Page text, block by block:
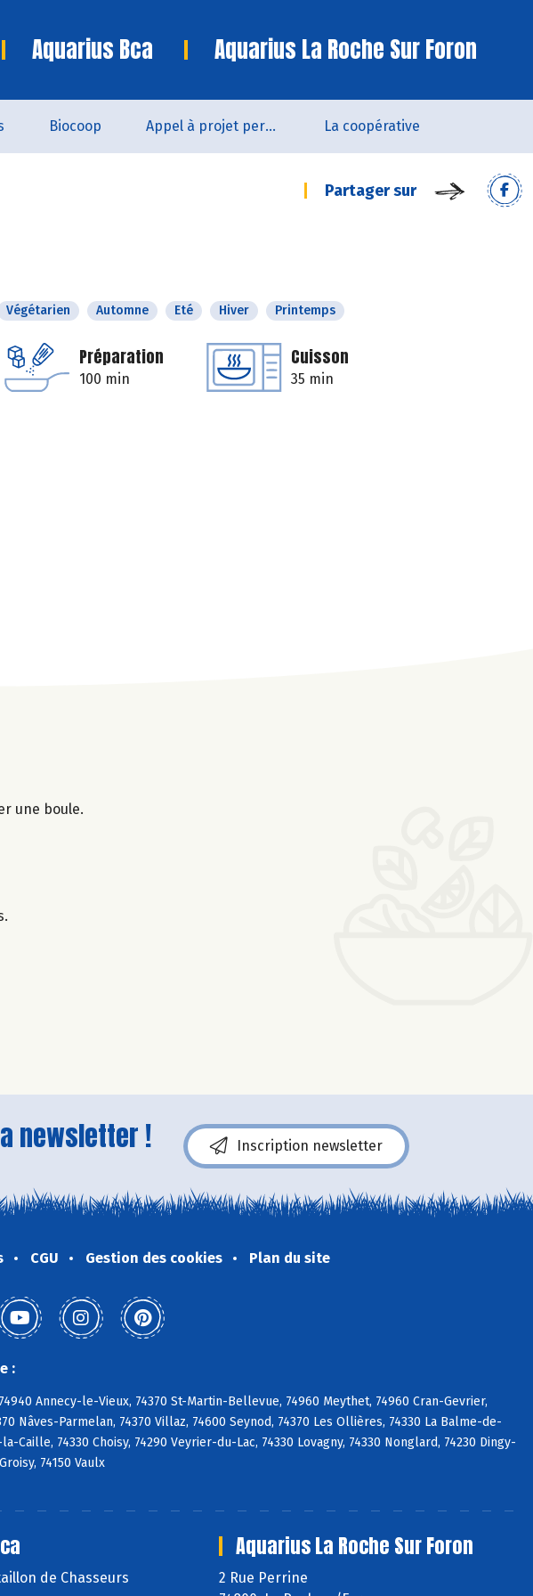
Aquarius Bca Aquarius La Roche Sur Foron
Biocoop Appel à projet permanent La coopérative
Partager sur
Végétarien Automne Eté Hiver Printemps
Préparation
100 min
Cuisson
35 min
une boule.
newsletter ! Inscription newsletter
CGU Gestion des cookies Plan du site
:
Annecy-le-Vieux, 74370 St-Martin-Bellevue, 74960 Meythet, 74960 Cran-Gevrier,
Nâves-Parmelan, 74370 Villaz, 74600 Seynod, 74370 Les Ollières, 74330 La Balme-de-
74330 Choisy, 74290 Veyrier-du-Lac, 74330 Lovagny, 74330 Nonglard, 74230 Dingy-
74150 Vaulx
de Chasseurs
Aquarius La Roche Sur Foron
2 Rue Perrine